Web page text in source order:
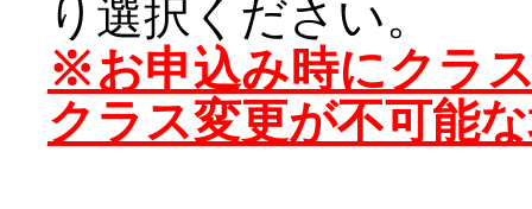
り選択ください。
※お申込み時にクラ
クラス変更が不可能